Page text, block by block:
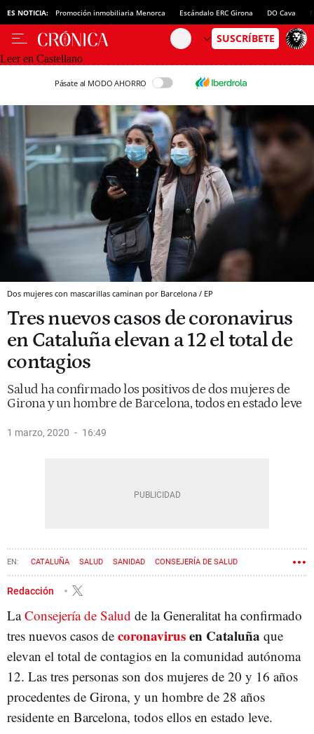
ES NOTICIA: Promoción inmobiliaria Menorca Escándalo ERC Girona DO Cava
Leer en Castellano
Pásate al MODO AHORRO
Dos mujeres con mascarillas caminan por Barcelona / EP
Tres nuevos casos de coronavirus
en Cataluña elevan a 12 el total de
contagios
Salud ha confirmado los positivos de dos mujeres de
Girona y un hombre de Barcelona, todos en estado leve
1 marzo, 2020 16:49
CATALUÑA SALUD SANIDAD CONSEJERÍA DE SALUD
CORONAVIRUS
Redacción
LaConsejería de Salud de la Generalitat ha confirmado
tres nuevos casos de coronavirusen Cataluña que
elevan el total de contagios en la comunidad autónoma
12. Las tres personas son dos mujeres de 20 y 16 años
procedentes de Girona, y un hombre de 28 años
residente en Barcelona, todos ellos en estado leve.